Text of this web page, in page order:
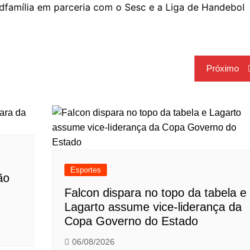
em parceria com o Sesc e a Liga de Handebol
Próximo
Esportes
Falcon dispara no topo da tabela e
Lagarto assume vice-liderança da
Copa Governo do Estado
06/08/2026